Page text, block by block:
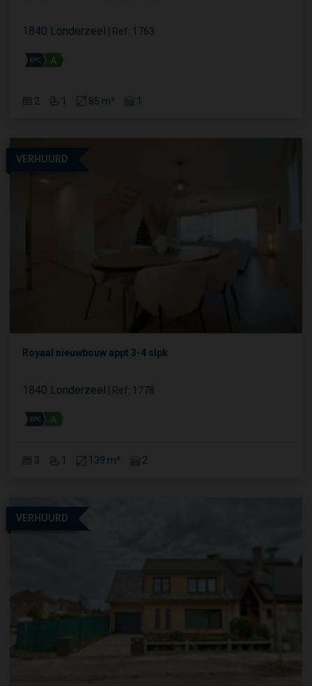
1840 Londerzeel | Ref: 1763
2 1 85 m² 1
VERHUURD
Royaal nieuwbouw appt 3-4 slpk
1840 Londerzeel Ref: 1778
3 1 139 m² 2
VERHUURD